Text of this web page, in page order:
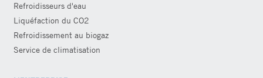
Refroidisseurs d'eau
Liquéfaction du CO2
Refroidissement au biogaz
Service de climatisation